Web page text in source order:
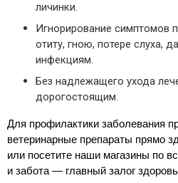
личинки.
Игнорирование симптомов
отиту, гною, потере слуха,
инфекциям.
Без надлежащего ухода
дорогостоящим.
Для профилактики заболевания
ветеринарные препараты прямо
или посетите наши магазины по
и забота — главный залог